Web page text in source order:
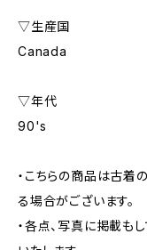
▽生産国
Canada
▽年代
90's
・こちらの商品は古着
る場合がございます。
・各点、写真に掲載も